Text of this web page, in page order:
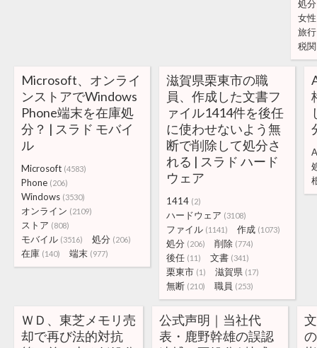
処分
女性
旅行
税関
Microsoft、オンライ
ンストアでWindows
Phone端末を在庫処
分？ | スラド モバイ
ル
Microsoft (4583)
Phone (206)
Windows (3530)
オンライン (2109)
ストア (808)
モバイル (3516) 処分 (206)
在庫 (140) 端末 (977)
滋賀県栗東市の職
員、作成した文書フ
ァイル1414件を後任
に使わせないよう無
断で削除して処分さ
れる | スラド ハード
ウェア
1414 (2)
ハードウェア (3108)
ファイル (1141) 作成 (1073)
処分 (206) 削除 (774)
後任 (11) 文書 (341)
栗東市 (1) 滋賀県 (17)
無断 (210) 職員 (253)
ＷＤ、東芝メモリ売
却で再び法的対抗
公式声明｜当社代
表・鹿野幹雄の誤認